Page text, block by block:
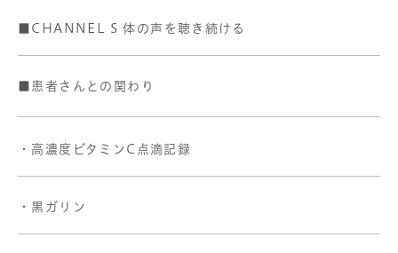
■CHANNEL S 体の声を聴き続ける
■患者さんとの関わり
・高濃度ビタミンC点滴記録
・黒ガリン